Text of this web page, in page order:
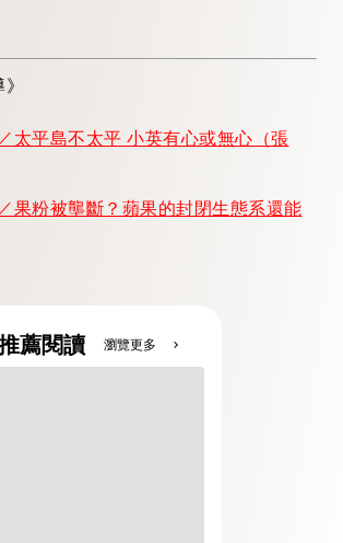
太平島不太平 小英有心或無心（張
果粉被壟斷？蘋果的封閉生態系還能
薦閱讀 瀏覽更多 chevron_right